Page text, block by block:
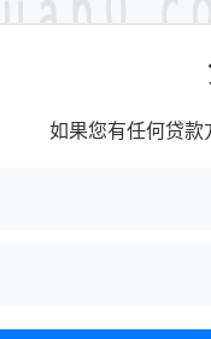
如果您有任何贷款